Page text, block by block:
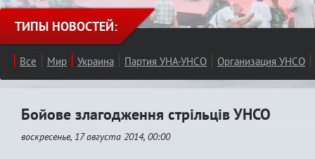
ТИПЫ НОВОСТЕЙ:
Все Мир Украина Партия УНА-УНСО Организация УНСО
Бойове злагодження стрільців УНСО
воскресенье, 17 августа 2014, 00:00